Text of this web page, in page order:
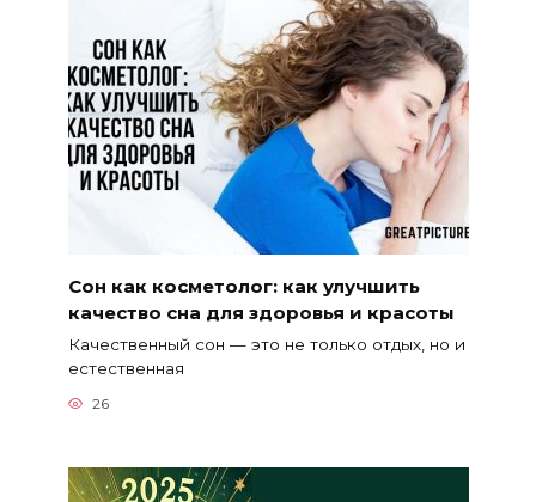
Сон как косметолог: как улучшить
качество сна для здоровья и красоты
Качественный сон — это не только отдых, но и
естественная
26